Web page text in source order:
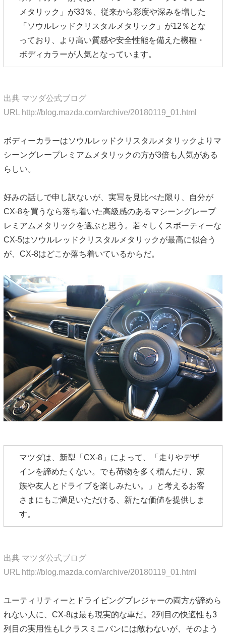
メタリック」が33％、従来から彩度や深みを増した
「ソウルレッドクリスタルメタリック」が12％とな
っており、より高い質感や安全性能を備えた機種・
ボディカラーが人気となっています。
出典 マツダ公式ブログ
URL http://blog.mazda.com/archive/20180119_01.html
ボディーカラーはソウルレッドクリスタルメタリックよりマ
シーングレープレミアムメタリックの方が3倍も人気がある
らしい。
好みの話しで申し訳ないが、実写を見比べた限り、自分が
CX-8を買うなら落ち着いた高級感のあるマシーングレープ
レミアムメタリックを選ぶと思う。若々しくスポーティーな
CX-5はソウルレッドクリスタルメタリックが最高に似合う
が、CX-8はどこか落ち着いているからだ。
マツダは、新型「CX-8」によって、「走りやデザ
インを諦めたくない。でも荷物を多く積んだり、家
族や友人とドライブを楽しみたい。」と考えるお客
さまにもご満足いただける、新たな価値を提供しま
す。
出典 マツダ公式ブログ
URL http://blog.mazda.com/archive/20180119_01.html
ユーティリティーとドライビングプレジャーの両方が諦めら
れない人に、CX-8は最も現実的な車だ。2列目の快適性も3
列目の実用性もLクラスミニバンには敵わないが、そのよう